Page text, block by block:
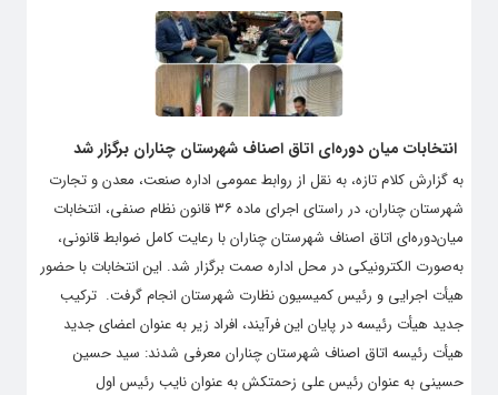
انتخابات میان دوره‌ای اتاق اصناف شهرستان چناران برگزار شد
به گزارش کلام تازه، به نقل از روابط عمومی اداره صنعت، معدن و تجارت
شهرستان چناران، در راستای اجرای ماده ۳۶ قانون نظام صنفی، انتخابات
میان‌دوره‌ای اتاق اصناف شهرستان چناران با رعایت کامل ضوابط قانونی،
به‌صورت الکترونیکی در محل اداره صمت برگزار شد. این انتخابات با حضور
هیأت اجرایی و رئیس کمیسیون نظارت شهرستان انجام گرفت. ‌ ترکیب
جدید هیأت رئیسه در پایان این فرآیند، افراد زیر به عنوان اعضای جدید
هیأت رئیسه اتاق اصناف شهرستان چناران معرفی شدند: سید حسین
حسینی به عنوان رئیس علی زحمتکش به عنوان نایب رئیس اول